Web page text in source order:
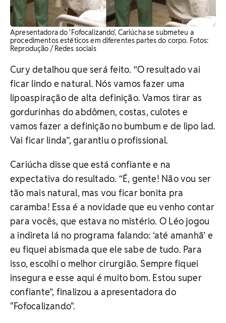
Apresentadora do 'Fofocalizando', Cariúcha se submeteu a
procedimentos estéticos em diferentes partes do corpo. ​Fotos:
Reprodução / Redes sociais
Cury detalhou que será feito. “O resultado vai
ficar lindo e natural. Nós vamos fazer uma
lipoaspiração de alta definição. Vamos tirar as
gordurinhas do abdômen, costas, culotes e
vamos fazer a definição no bumbum e de lipo lad.
Vai ficar linda”, garantiu o profissional.
Cariúcha disse que está confiante e na
expectativa do resultado. “É, gente! Não vou ser
tão mais natural, mas vou ficar bonita pra
caramba! Essa é a novidade que eu venho contar
para vocês, que estava no mistério. O Léo jogou
a indireta lá no programa falando: ‘até amanhã’ e
eu fiquei abismada que ele sabe de tudo. Para
isso, escolhi o melhor cirurgião. Sempre fiquei
insegura e esse aqui é muito bom. Estou super
confiante”, finalizou a apresentadora do
"Fofocalizando".